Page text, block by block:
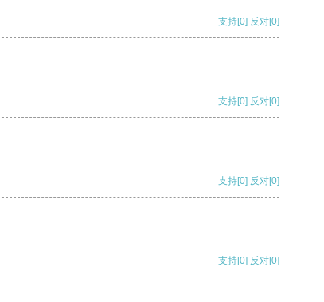
支持[0] 反对[0]
支持[0] 反对[0]
支持[0] 反对[0]
支持[0] 反对[0]